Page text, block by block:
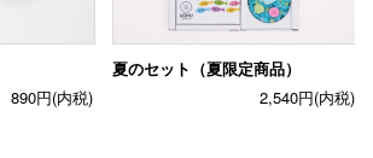
890円(内税)
夏のセット（夏限定商品）
2,540円(内税)